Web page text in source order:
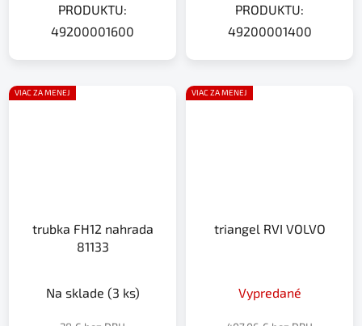
PRODUKTU:
49200001600
PRODUKTU:
49200001400
VIAC ZA MENEJ
trubka FH12 nahrada
81133
Na sklade (3 ks)
VIAC ZA MENEJ
triangel RVI VOLVO
Vypredané